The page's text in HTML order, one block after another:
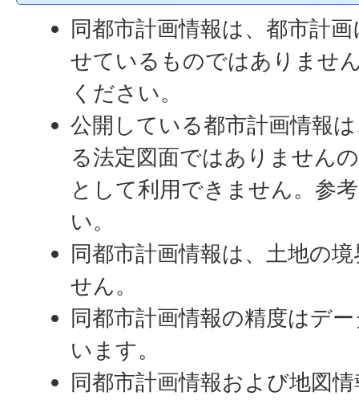
同都市計画情報は、都市計
せているものではありませ
ください。
公開している都市計画情報
る法定図面ではありません
として利用できません。参
い。
同都市計画情報は、土地の
せん。
同都市計画情報の精度はデ
います。
同都市計画情報および地図